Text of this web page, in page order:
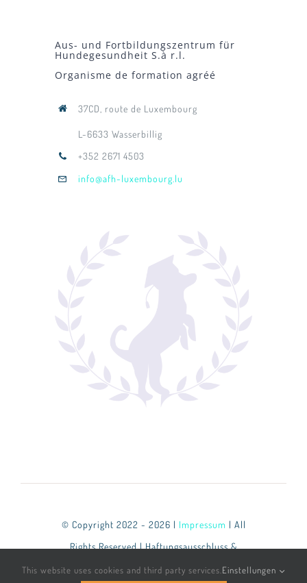
Aus- und Fortbildungszentrum für
Hundegesundheit S.à r.l.
Organisme de formation agréé
37CD, route de Luxembourg
L-6633 Wasserbillig
+352 2671 4503
info@afh-luxembourg.lu
© Copyright 2022 - 2026 | Impressum | All
Rights Reserved | Haftungsausschluss &
Datenschutzbestimmungen
This website uses cookies and third party services. Einstellungen